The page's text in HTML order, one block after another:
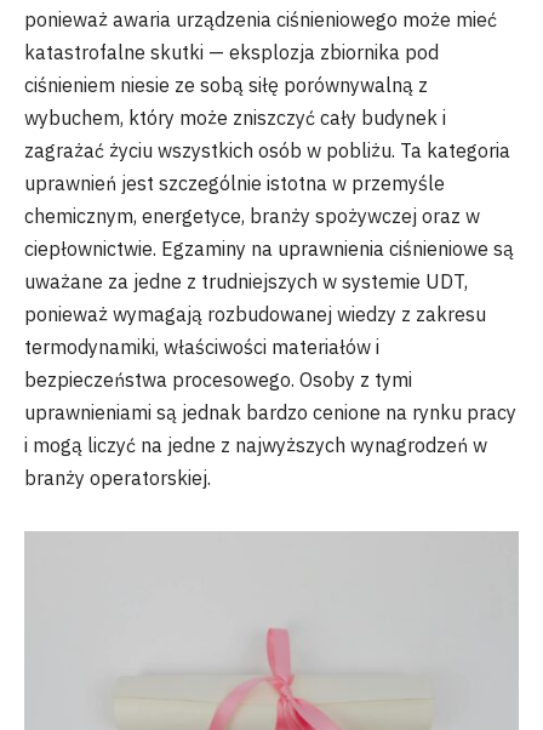
ponieważ awaria urządzenia ciśnieniowego może mieć
katastrofalne skutki — eksplozja zbiornika pod
ciśnieniem niesie ze sobą siłę porównywalną z
wybuchem, który może zniszczyć cały budynek i
zagrażać życiu wszystkich osób w pobliżu. Ta kategoria
uprawnień jest szczególnie istotna w przemyśle
chemicznym, energetyce, branży spożywczej oraz w
ciepłownictwie. Egzaminy na uprawnienia ciśnieniowe są
uważane za jedne z trudniejszych w systemie UDT,
ponieważ wymagają rozbudowanej wiedzy z zakresu
termodynamiki, właściwości materiałów i
bezpieczeństwa procesowego. Osoby z tymi
uprawnieniami są jednak bardzo cenione na rynku pracy
i mogą liczyć na jedne z najwyższych wynagrodzeń w
branży operatorskiej.